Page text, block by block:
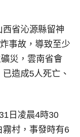
西省沁源縣留神
事故，導致至少
災，雲南省會
造成5人死亡、
日凌晨4時30
村，事發時有6